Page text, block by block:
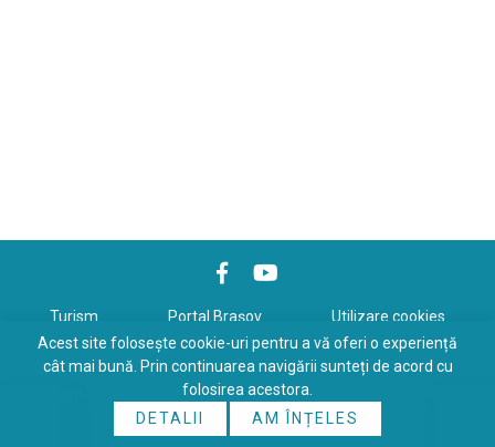
Turism Portal Braşov Utilizare cookies
Politică de confidenţialitate
Copyrights © 2026 All Rights Reserved. Powered by
Online
Acest site folosește cookie-uri pentru a vă oferi o experiență
cât mai bună. Prin continuarea navigării sunteți de acord cu
folosirea acestora.
DETALII
AM ÎNȚELES